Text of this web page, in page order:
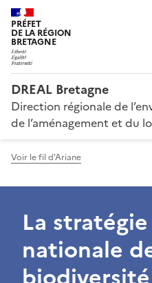
PRÉFET
DE LA RÉGION
BRETAGNE
DREAL Bretagne
Direction régionale de
de l’aménagement et du
Voir le fil d'Ariane
La stratégie
nationale